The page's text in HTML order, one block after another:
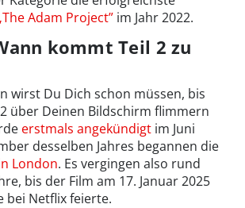
Adam Project” im Jahr 2022.
kommt Teil 2 zu
wirst Du Dich schon müssen, bis
über Deinen Bildschirm flimmern
erstmals angekündigt im Juni
desselben Jahres begannen die
London. Es vergingen also rund
bis der Film am 17. Januar 2025
bei Netflix feierte.